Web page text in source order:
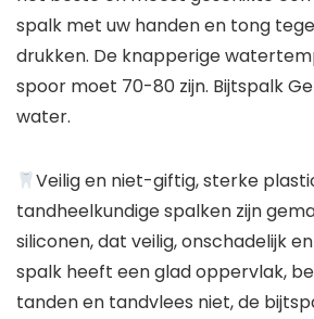
spalk met uw handen en tong
drukken. De knapperige
spoor moet 70-80 zijn. Bijtspalk
water.
Veilig en niet-giftig, sterke
tandheelkundige spalken zijn
siliconen, dat veilig, onschadelijk
spalk heeft een glad oppervlak,
tanden en tandvlees niet, de